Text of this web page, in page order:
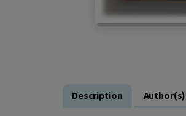
Description Author(s)